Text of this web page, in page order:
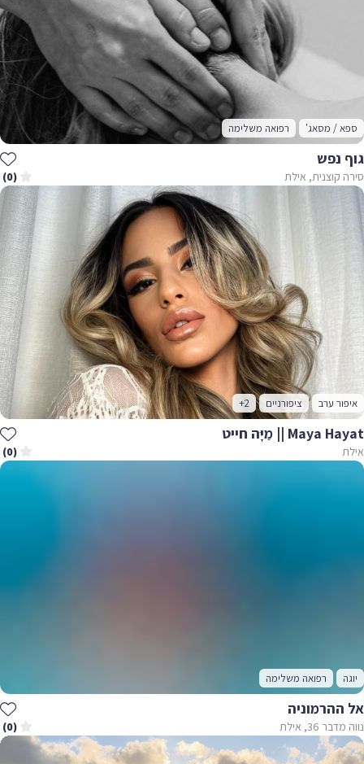
ספא / מסאג' רפואה משלימה
גוף נפש
סירה קוצנית, אילת (0)
איפור ערב ציפורניים +2
Maya Hayat || מַיָּה חייט
אילת (0)
יוגה רפואה משלימה
אל ההרמוניה
נווה מדבר 36, אילת (0)